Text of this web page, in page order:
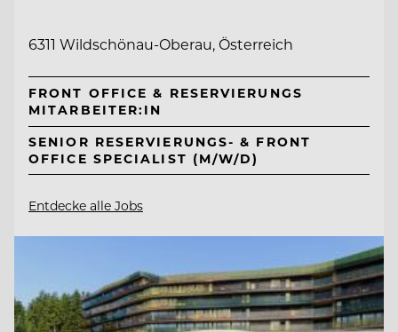
6311 Wildschönau-Oberau, Österreich
FRONT OFFICE & RESERVIERUNGS
MITARBEITER:IN
SENIOR RESERVIERUNGS- & FRONT
OFFICE SPECIALIST (M/W/D)
Entdecke alle Jobs